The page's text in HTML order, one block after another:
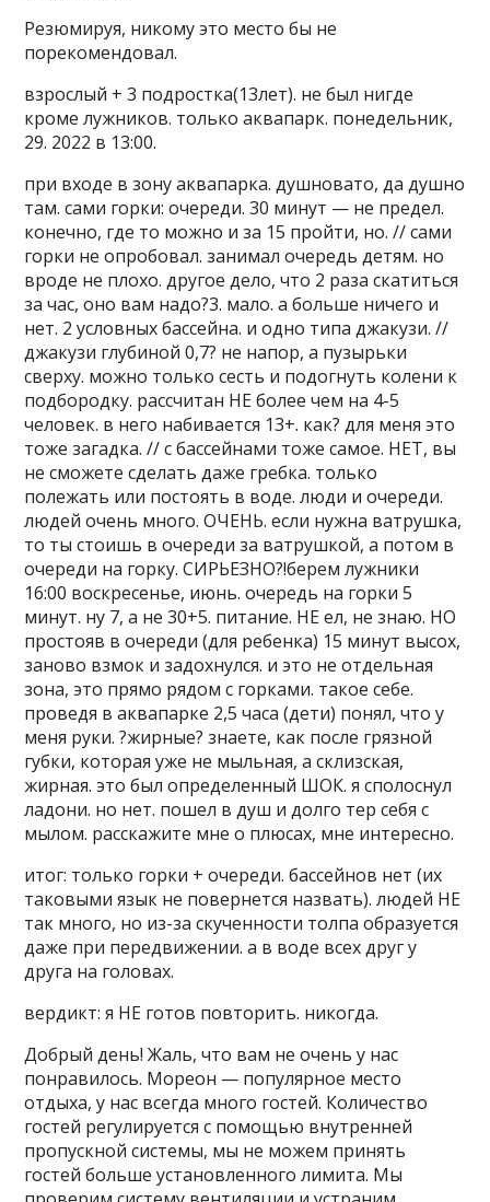
Резюмируя, никому это место бы не
порекомендовал.
взрослый + 3 подростка(13лет). не был нигде
кроме лужников. только аквапарк. понедельник,
29. 2022 в 13:00.
при входе в зону аквапарка. душновато, да душно
там. сами горки: очереди. 30 минут — не предел.
конечно, где то можно и за 15 пройти, но. // сами
горки не опробовал. занимал очередь детям. но
вроде не плохо. другое дело, что 2 раза скатиться
за час, оно вам надо?3. мало. а больше ничего и
нет. 2 условных бассейна. и одно типа джакузи. //
джакузи глубиной 0,7? не напор, а пузырьки
сверху. можно только сесть и подогнуть колени к
подбородку. рассчитан НЕ более чем на 4-5
человек. в него набивается 13+. как? для меня это
тоже загадка. // с бассейнами тоже самое. НЕТ, вы
не сможете сделать даже гребка. только
полежать или постоять в воде. люди и очереди.
людей очень много. ОЧЕНЬ. если нужна ватрушка,
то ты стоишь в очереди за ватрушкой, а потом в
очереди на горку. СИРЬЕЗНО?!берем лужники
16:00 воскресенье, июнь. очередь на горки 5
минут. ну 7, а не 30+5. питание. НЕ ел, не знаю. НО
простояв в очереди (для ребенка) 15 минут высох,
заново взмок и задохнулся. и это не отдельная
зона, это прямо рядом с горками. такое себе.
проведя в аквапарке 2,5 часа (дети) понял, что у
меня руки. ?жирные? знаете, как после грязной
губки, которая уже не мыльная, а склизская,
жирная. это был определенный ШОК. я сполоснул
ладони. но нет. пошел в душ и долго тер себя с
мылом. расскажите мне о плюсах, мне интересно.
итог: только горки + очереди. бассейнов нет (их
таковыми язык не повернется назвать). людей НЕ
так много, но из-за скученности толпа образуется
даже при передвижении. а в воде всех друг у
друга на головах.
вердикт: я НЕ готов повторить. никогда.
Добрый день! Жаль, что вам не очень у нас
понравилось. Мореон — популярное место
отдыха, у нас всегда много гостей. Количество
гостей регулируется с помощью внутренней
пропускной системы, мы не можем принять
гостей больше установленного лимита. Мы